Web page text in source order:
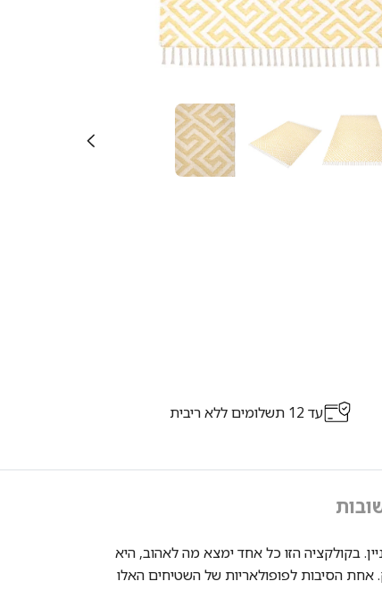
עד 12 תשלומים ללא ריבית
בקולקציה הזו כל אחד ימצא מה לאהוב, היא
אחת הסיבות לפופולאריות של השטיחים האלו